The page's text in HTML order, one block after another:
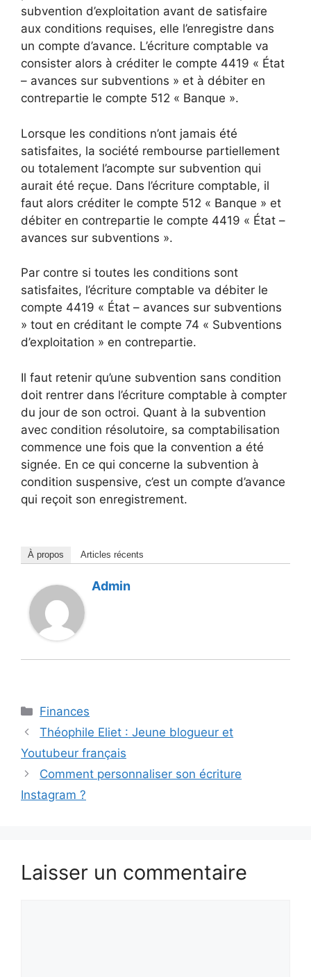
subvention d’exploitation avant de satisfaire
aux conditions requises, elle l’enregistre dans
un compte d’avance. L’écriture comptable va
consister alors à créditer le compte 4419 « État
– avances sur subventions » et à débiter en
contrepartie le compte 512 « Banque ».
Lorsque les conditions n’ont jamais été
satisfaites, la société rembourse partiellement
ou totalement l’acompte sur subvention qui
aurait été reçue. Dans l’écriture comptable, il
faut alors créditer le compte 512 « Banque » et
débiter en contrepartie le compte 4419 « État –
avances sur subventions ».
Par contre si toutes les conditions sont
satisfaites, l’écriture comptable va débiter le
compte 4419 « État – avances sur subventions
» tout en créditant le compte 74 « Subventions
d’exploitation » en contrepartie.
Il faut retenir qu’une subvention sans condition
doit rentrer dans l’écriture comptable à compter
du jour de son octroi. Quant à la subvention
avec condition résolutoire, sa comptabilisation
commence une fois que la convention a été
signée. En ce qui concerne la subvention à
condition suspensive, c’est un compte d’avance
qui reçoit son enregistrement.
À propos Articles récents
Admin
Catégories
Finances
Théophile Eliet : Jeune blogueur et
Youtubeur français
Comment personnaliser son écriture
Instagram ?
Laisser un commentaire